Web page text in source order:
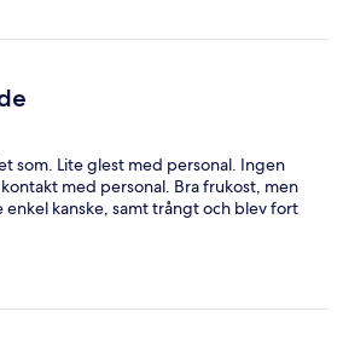
som. Lite glest med personal. Ingen
med personal. Bra frukost, men
kanske, samt trångt och blev fort